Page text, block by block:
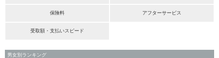
保険料 アフターサービス
受取額・支払いスピード
男女別ランキング